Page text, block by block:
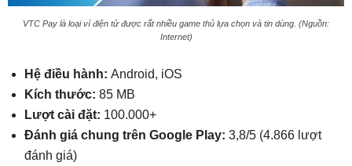
VTC Pay là loại ví điện tử được rất nhiều game thủ lựa chọn và tin dùng. (Nguồn:
Internet)
Hệ điều hành: Android, iOS
Kích thước: 85 MB
Lượt cài đặt: 100.000+
Đánh giá chung trên Google Play: 3,8/5 (4.866 lượt
đánh giá)